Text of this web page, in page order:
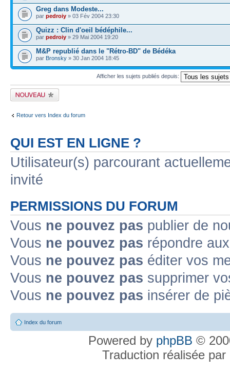
Greg dans Modeste...
par pedroiy » 03 Fév 2004 23:30
Quizz : Clin d'oeil bédéphile...
par pedroiy » 29 Mai 2004 19:20
M&P republié dans le "Rétro-BD" de Bédéka
par Bronsky » 30 Jan 2004 18:45
Afficher les sujets publiés depuis:
Publier un nouveau
sujet
Retour vers Index du forum
QUI EST EN LIGNE ?
Utilisateur(s) parcourant
invité
PERMISSIONS DU FORUM
Vous ne pouvez pas publier de
Vous ne pouvez pas répondre
Vous ne pouvez pas éditer vos
Vous ne pouvez pas supprimer
Vous ne pouvez pas insérer de
Index du forum
Powered by phpBB ©
Traduction réalisée par